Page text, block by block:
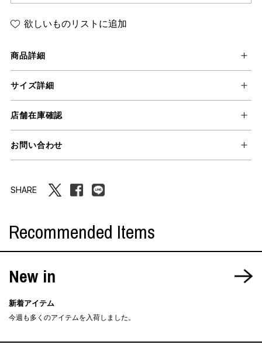
欲しいものリストに追加
商品詳細
サイズ詳細
店舗在庫確認
お問い合わせ
SHARE
Recommended Items
New in
新着アイテム
今週も多くのアイテムを入荷しました。